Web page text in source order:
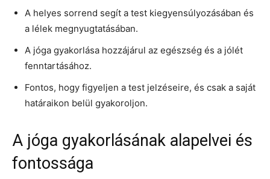
A helyes sorrend segít a test kiegyensúlyozásában és
a lélek megnyugtatásában.
A jóga gyakorlása hozzájárul az egészség és a jólét
fenntartásához.
Fontos, hogy figyeljen a test jelzéseire, és csak a saját
határaikon belül gyakoroljon.
A jóga gyakorlásának alapelvei és
fontossága